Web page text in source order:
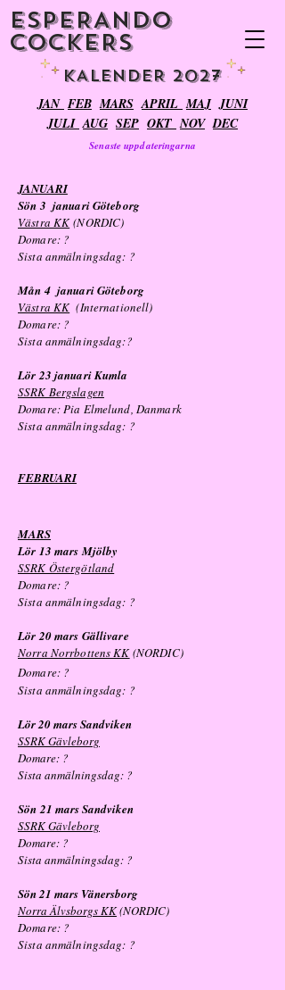
ESPERANDO
COCKERS
KALENDER 2027
JAN FEB MARS APRIL MAJ JUNI
JULI AUG SEP OKT NOV DEC
Senaste uppdateringarna
JANUARI
Sön 3 januari Göteborg
Västra KK (NORDIC)
Domare: ?
Sista anmälningsdag: ?
Mån 4 januari Göteborg
Västra KK(Internationell)
Domare: ?
Sista anmälningsdag:?
Lör 23 januari Kumla
SSRK Bergslagen
Domare: Pia Elmelund, Danmark
Sista anmälningsdag: ?
FEBRUARI
MARS
Lör 13 mars Mjölby
SSRK Östergötland
Domare: ?
Sista anmälningsdag: ?
Lör 20 mars Gällivare
Norra Norrbottens KK(NORDIC)
Domare: ?
Sista anmälningsdag: ?
Lör 20 mars Sandviken
SSRK Gävleborg
Domare: ?
Sista anmälningsdag: ?
Sön21 mars Sandviken
SSRK Gävleborg
Domare: ?
Sista anmälningsdag: ?
Sön 21 mars Vänersborg
Norra Älvsborgs KK(NORDIC)
Domare: ?
Sista anmälningsdag: ?